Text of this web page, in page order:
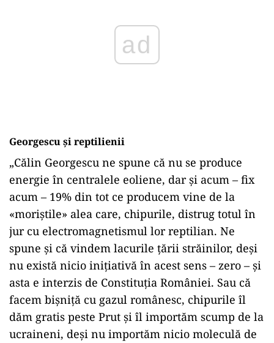
Georgescu și reptilienii
„Călin Georgescu ne spune că nu se produce
energie în centralele eoliene, dar și acum – fix
acum – 19% din tot ce producem vine de la
«moriștile» alea care, chipurile, distrug totul în
jur cu electromagnetismul lor reptilian. Ne
spune și că vindem lacurile țării străinilor, deși
nu există nicio inițiativă în acest sens – zero – și
asta e interzis de Constituția României. Sau că
facem bișniță cu gazul românesc, chipurile îl
dăm gratis peste Prut și îl importăm scump de la
ucraineni, deși nu importăm nicio moleculă de